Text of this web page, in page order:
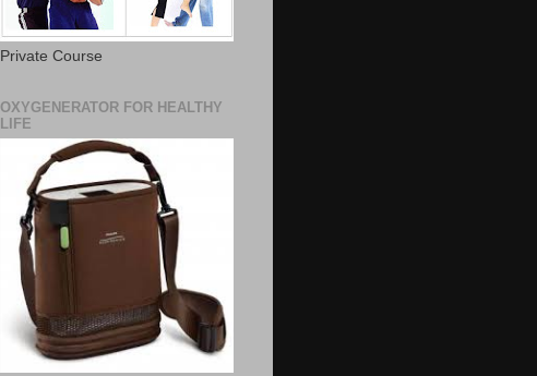
Private Course
OXYGENERATOR FOR HEALTHY
LIFE